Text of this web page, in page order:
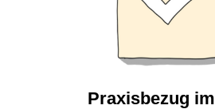
Praxisbezug